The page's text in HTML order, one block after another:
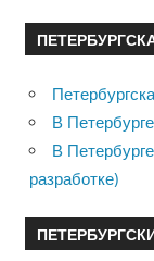
В
В
разработке)